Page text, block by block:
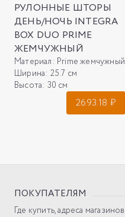
РУЛОННЫЕ ШТОРЫ
ДЕНЬ/НОЧЬ INTEGRA
BOX DUO PRIME
ЖЕМЧУЖНЫЙ
Материал: Prime жемчужный
Ширина: 25.7 см
Высота: 30 см
2693.18 ₽
ПОКУПАТЕЛЯМ
Где купить, адреса магазинов